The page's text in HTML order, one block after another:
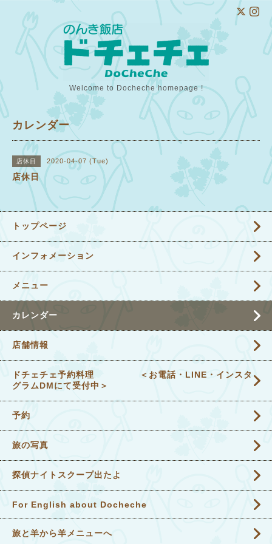
Welcome to Docheche homepage !
カレンダー
店休日 2020-04-07 (Tue)
店休日
トップページ
インフォメーション
メニュー
カレンダー
店舗情報
ドチェチェ予約料理 ＜お電話・LINE・インスタ
グラムDMにて受付中＞
予約
旅の写真
探偵ナイトスクープ出たよ
For English about Docheche
旅と羊から羊メニューへ